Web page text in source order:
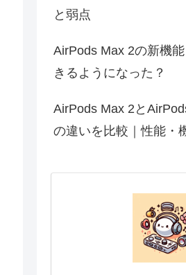
と弱点
AirPods Max 2の新機
きるようになった？
AirPods Max 2と
の違いを比較｜性能・